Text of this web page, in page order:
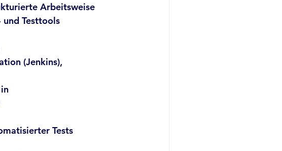
Arbeitsweise
Testtools
(Jenkins),
Tests